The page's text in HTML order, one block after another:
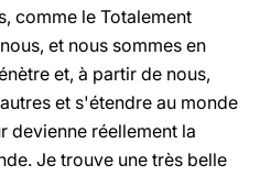
comme le Totalement
et nous sommes en
et, à partir de nous,
et s'étendre au monde
devienne réellement la
Je trouve une très belle